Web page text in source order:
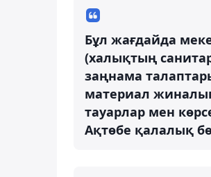
Бұл жағдайда
(халықтың
заңнама
материал
тауарлар мен
Ақтөбе қалалық